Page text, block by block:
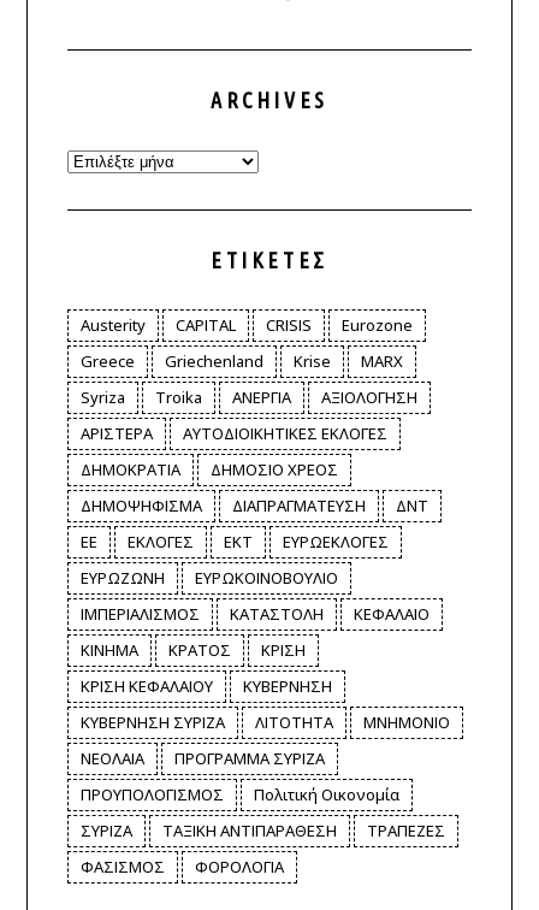
ARCHIVES
Archives
ΕΤΙΚΈΤΕΣ
Austerity CAPITAL CRISIS
Eurozone
Greece
Griechenland Krise
MARX
Syriza
Troika ΑΝΕΡΓΙΑ
ΑΞΙΟΛΟΓΗΣΗ
ΑΡΙΣΤΕΡΑ
ΑΥΤΟΔΙΟΙΚΗΤΙΚΕΣ ΕΚΛΟΓΕΣ
ΔΗΜΟΚΡΑΤΙΑ
ΔΗΜΟΣΙΟ ΧΡΕΟΣ
ΔΗΜΟΨΗΦΙΣΜΑ
ΔΙΑΠΡΑΓΜΑΤΕΥΣΗ
ΔΝΤ
ΕΕ
ΕΚΛΟΓΕΣ ΕΚΤ
ΕΥΡΩΕΚΛΟΓΕΣ
ΕΥΡΩΖΩΝΗ
ΕΥΡΩΚΟΙΝΟΒΟΥΛΙΟ
ΙΜΠΕΡΙΑΛΙΣΜΟΣ
ΚΑΤΑΣΤΟΛΗ
ΚΕΦΑΛΑΙΟ
ΚΙΝΗΜΑ
ΚΡΑΤΟΣ
ΚΡΙΣΗ
ΚΡΙΣΗ ΚΕΦΑΛΑΙΟΥ
ΚΥΒΕΡΝΗΣΗ
ΚΥΒΕΡΝΗΣΗ ΣΥΡΙΖΑ
ΛΙΤΟΤΗΤΑ
ΜΝΗΜΟΝΙΟ
ΝΕΟΛΑΙΑ
ΠΡΟΓΡΑΜΜΑ ΣΥΡΙΖΑ
ΠΡΟΥΠΟΛΟΓΙΣΜΟΣ
Πολιτική Οικονομία
ΣΥΡΙΖΑ
ΤΑΞΙΚΗ ΑΝΤΙΠΑΡΑΘΕΣΗ
ΤΡΑΠΕΖΕΣ
ΦΑΣΙΣΜΟΣ
ΦΟΡΟΛΟΓΙΑ